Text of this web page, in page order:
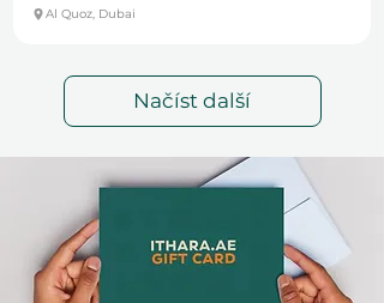
Al Quoz, Dubai
Načíst další